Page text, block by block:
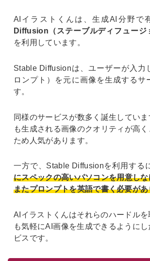
AIイラストくんは、生成AI分野で
Diffusion（ステーブルディフュージ
を利用しています。
Stable Diffusionは、ユーザーが入力
ロンプト）を元に画像を生成するサ
す。
同様のサービスが数多く誕生してい
も生成される画像のクオリティが高
ため人気があります。
一方で、Stable Diffusionを利用する
にスペックの高いパソコンを用意し
またプロンプトを英語で書く必要が
AIイラストくんはそれらのハードル
も気軽にAI画像を生成できるように
ビスです。